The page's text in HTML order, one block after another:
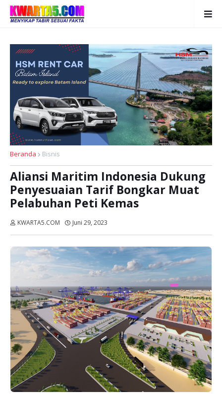
Beranda Bisnis
Aliansi Maritim Indonesia Dukung
Penyesuaian Tarif Bongkar Muat
Pelabuhan Peti Kemas
KWARTA5.COM Juni 29, 2023